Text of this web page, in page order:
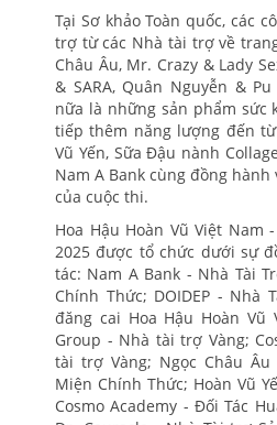
Tại Sơ khảo Toàn quốc, các
trợ từ các Nhà tài trợ về
Châu Âu, Mr. Crazy & Lady
& SARA, Quân Nguyễn &
nữa là những sản phẩm sức
tiếp thêm năng lượng đến
Vũ Yến, Sữa Đậu nành
Nam A Bank cùng đồng
của cuộc thi.
Hoa Hậu Hoàn Vũ Việt Nam
2025 được tổ chức dưới sự
tác: Nam A Bank - Nhà Tài
Chính Thức; DOIDEP - Nhà
đăng cai Hoa Hậu Hoàn Vũ
Group - Nhà tài trợ Vàng;
tài trợ Vàng; Ngọc Châu
Miện Chính Thức; Hoàn Vũ
Cosmo Academy - Đối Tác